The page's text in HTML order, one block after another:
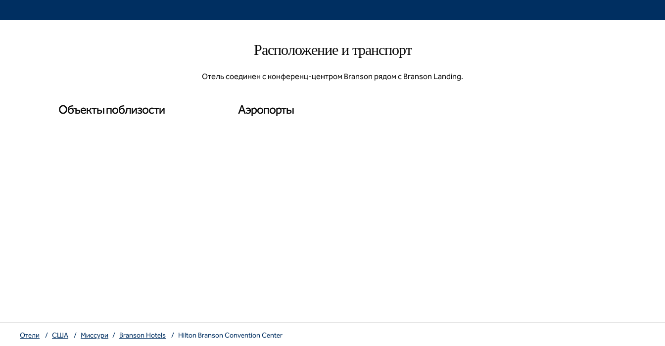
Расположение и транспорт
Отель соединен с конференц-центром Branson рядом с Branson Landing.
Объекты поблизости Аэропорты
Отели / США / Миссури / Branson Hotels / Hilton Branson Convention Center